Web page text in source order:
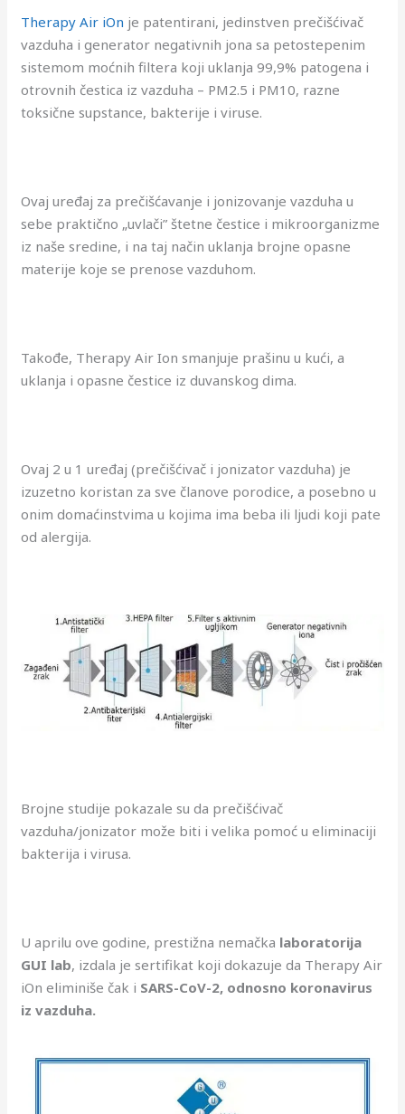
Therapy Air iOn je patentirani, jedinstven prečišćivač
vazduha i generator negativnih jona sa petostepenim
sistemom moćnih filtera koji uklanja 99,9% patogena i
otrovnih čestica iz vazduha – PM2.5 i PM10, razne
toksične supstance, bakterije i viruse.
Ovaj uređaj za prečišćavanje i jonizovanje vazduha u
sebe praktično „uvlači” štetne čestice i mikroorganizme
iz naše sredine, i na taj način uklanja brojne opasne
materije koje se prenose vazduhom.
Takođe, Therapy Air Ion smanjuje prašinu u kući, a
uklanja i opasne čestice iz duvanskog dima.
Ovaj 2 u 1 uređaj (prečišćivač i jonizator vazduha) je
izuzetno koristan za sve članove porodice, a posebno u
onim domaćinstvima u kojima ima beba ili ljudi koji pate
od alergija.
Brojne studije pokazale su da prečišćivač
vazduha/jonizator može biti i velika pomoć u eliminaciji
bakterija i virusa.
U aprilu ove godine, prestižna nemačka laboratorija
GUI lab, izdala je sertifikat koji dokazuje da Therapy Air
iOn eliminiše čak i SARS-CoV-2, odnosno koronavirus
iz vazduha.